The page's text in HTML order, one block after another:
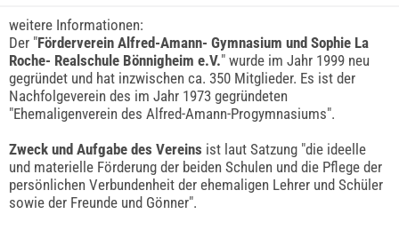
weitere Informationen:
Der "Förderverein Alfred-Amann- Gymnasium und Sophie La
Roche- Realschule Bönnigheim e.V." wurde im Jahr 1999 neu
gegründet und hat inzwischen ca. 350 Mitglieder. Es ist der
Nachfolgeverein des im Jahr 1973 gegründeten
"Ehemaligenverein des Alfred-Amann-Progymnasiums".
Zweck und Aufgabe des Vereins ist laut Satzung "die ideelle
und materielle Förderung der beiden Schulen und die Pflege der
persönlichen Verbundenheit der ehemaligen Lehrer und Schüler
sowie der Freunde und Gönner".